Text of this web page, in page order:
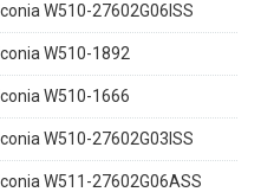
W510-27602G06ISS
W510-1892
W510-1666
W510-27602G03ISS
W511-27602G06ASS